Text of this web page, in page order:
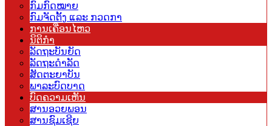
ກົມກົດໝາຍ
ກົມຈັດຕັ້ງ ແລະ ກວດກາ
ການເຄື່ອນໄຫວ
ນິຕິກຳ
ລັດຖະບັນຍັດ
ລັດຖະດຳລັດ
ສັດຕະຍາບັນ
ພາລະບົດບາດ
ບົດຄວາມເຫັນ
ສານອວຍພອນ
ສານຊົມເຊີຍ